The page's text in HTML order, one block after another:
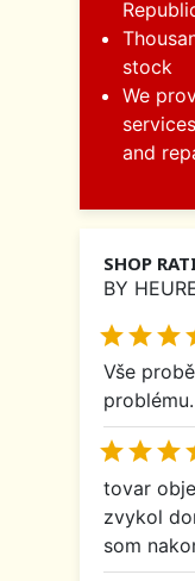
stock
We
and
SHOP
BY

Vše
problému.

tovar
zvykol
som